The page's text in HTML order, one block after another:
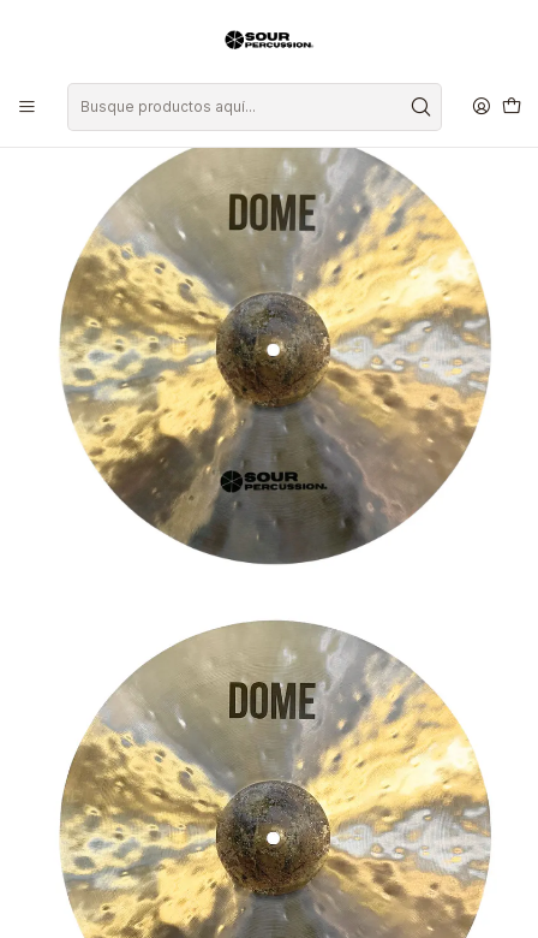
Platillo Sour Percussion Dome Heavy Ride 20"